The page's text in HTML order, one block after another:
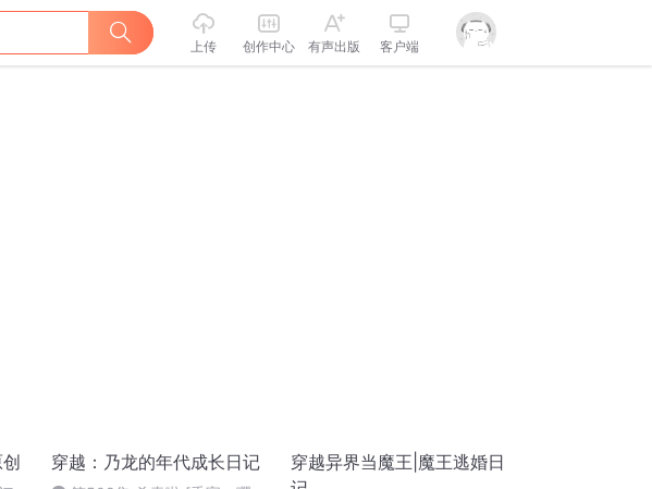
上传 创作中心 有声出版 客户端
穿越：乃龙的年代成长日记
穿越异界当魔王|魔王逃婚日